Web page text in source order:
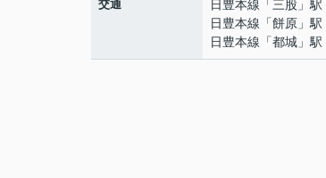
交通 日豊本線 「三股 」
日豊本線 「餅原 」
日豊本線 「都城 」